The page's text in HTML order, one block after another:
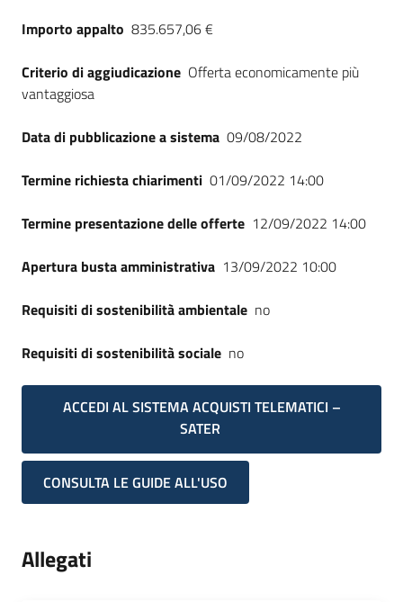
Importo appalto 835.657,06 €
Criterio di aggiudicazione Offerta economicamente più
vantaggiosa
Data di pubblicazione a sistema 09/08/2022
Termine richiesta chiarimenti 01/09/2022 14:00
Termine presentazione delle offerte 12/09/2022 14:00
Apertura busta amministrativa 13/09/2022 10:00
Requisiti di sostenibilità ambientale no
Requisiti di sostenibilità sociale no
ACCEDI AL SISTEMA ACQUISTI TELEMATICI –
SATER
CONSULTA LE GUIDE ALL'USO
Allegati